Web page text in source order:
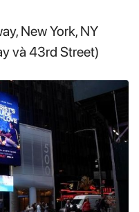
New York, NY
và 43rd Street)